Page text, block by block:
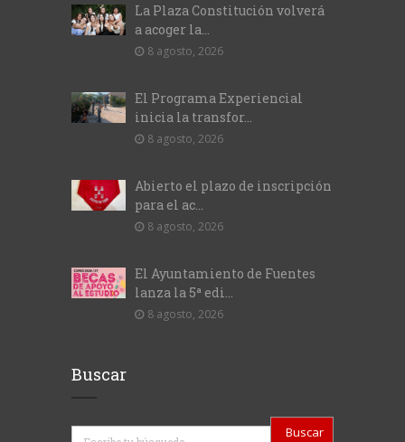
La Plaza Constitución volverá
a acoger la...
8 agosto, 2026
El Programa Experiencial
inicia la transfor...
8 agosto, 2026
Abierto el plazo de inscripción
para el ac...
8 agosto, 2026
El Ayuntamiento de Fuentes
lanza la 5ª edi...
8 agosto, 2026
Buscar
Buscar